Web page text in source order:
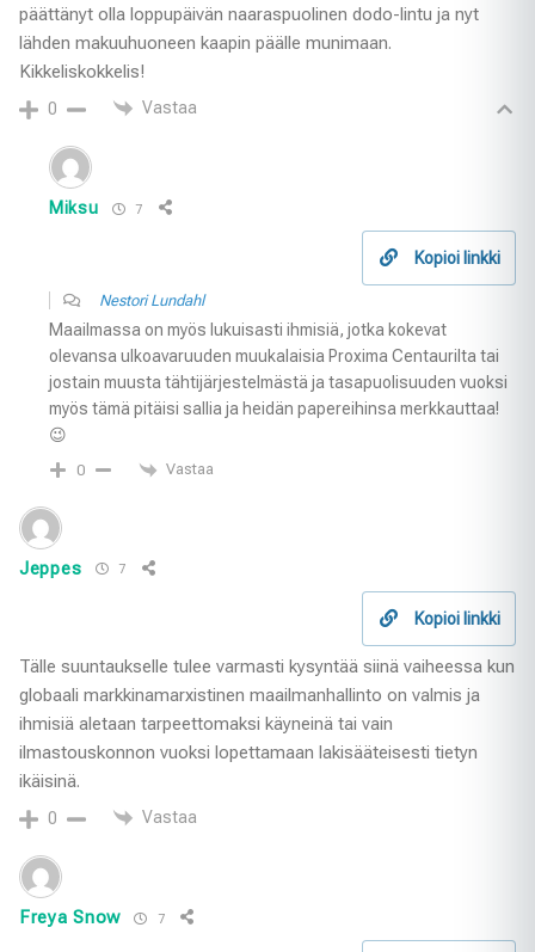
päättänyt olla loppupäivän naaraspuolinen dodo-lintu ja nyt
lähden makuuhuoneen kaapin päälle munimaan.
Kikkeliskokkelis!
0 Vastaa
Miksu 7
Kopioi linkki
Nestori Lundahl
Maailmassa on myös lukuisasti ihmisiä, jotka kokevat
olevansa ulkoavaruuden muukalaisia Proxima Centaurilta tai
jostain muusta tähtijärjestelmästä ja tasapuolisuuden vuoksi
myös tämä pitäisi sallia ja heidän papereihinsa merkkauttaa!
😉
0 Vastaa
Jeppes 7
Kopioi linkki
Tälle suuntaukselle tulee varmasti kysyntää siinä vaiheessa kun
globaali markkinamarxistinen maailmanhallinto on valmis ja
ihmisiä aletaan tarpeettomaksi käyneinä tai vain
ilmastouskonnon vuoksi lopettamaan lakisääteisesti tietyn
ikäisinä.
0 Vastaa
Freya Snow 7